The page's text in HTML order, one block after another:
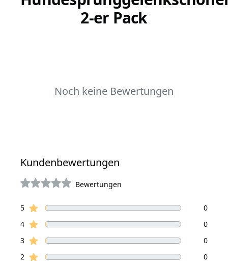
2-er Pack
Noch keine Bewertungen
Kundenbewertungen
Bewertungen
Bewertungen
5Sterne Bewertungen
0
4Sterne Bewertungen
0
3Sterne Bewertungen
0
2 Sterne Bewertungen
0